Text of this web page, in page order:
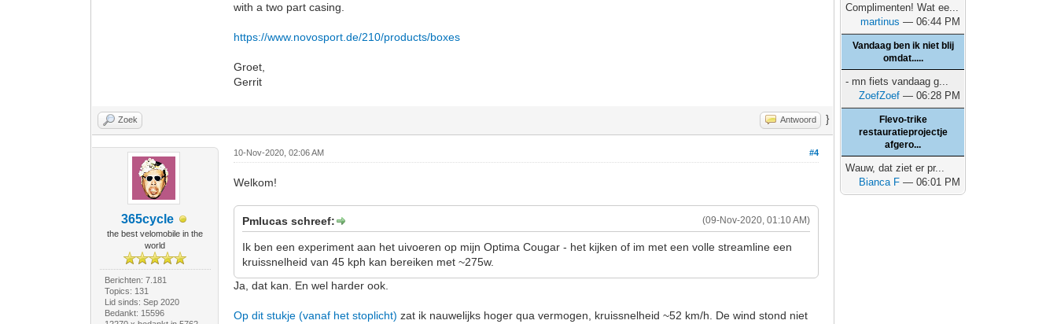
with a two part casing.
https://www.novosport.de/210/products/boxes
Groet,
Gerrit
Zoek Antwoord }
365cycle
the best velomobile in the
world
Berichten: 7.181
Topics: 131
Lid sinds: Sep 2020
Bedankt: 15596
#4
10-Nov-2020, 02:06 AM
Welkom!
(09-Nov-2020, 01:10 AM)
Pmlucas schreef:
Ik ben een experiment aan het uivoeren op mijn Optima Cougar - het kijken of im met een volle streamline een
kruissnelheid van 45 kph kan bereiken met ~275w.
Ja, dat kan. En wel harder ook.
Op dit stukje (vanaf het stoplicht) zat ik nauwelijks hoger qua vermogen, kruissnelheid ~52 km/h. De wind stond niet
Complimenten! Wat ee...
martinus — 06:44 PM
Vandaag ben ik niet blij
omdat.....
- mn fiets vandaag g...
ZoefZoef — 06:28 PM
Flevo-trike
restauratieprojectje
afgero...
Wauw, dat ziet er pr...
Bianca F — 06:01 PM